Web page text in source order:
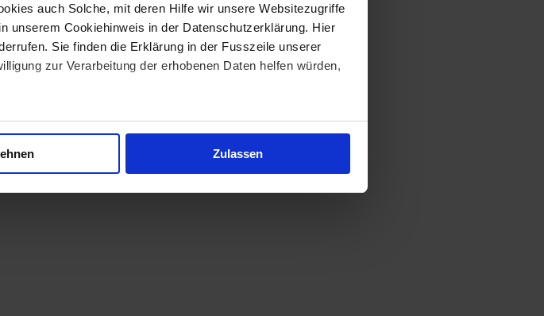
auch Solche, mit deren Hilfe wir unsere Websitezugriffe
unserem Cookiehinweis in der Datenschutzerklärung. Hier
Sie finden die Erklärung in der Fusszeile unserer
zur Verarbeitung der erhobenen Daten helfen würden,
Zulassen